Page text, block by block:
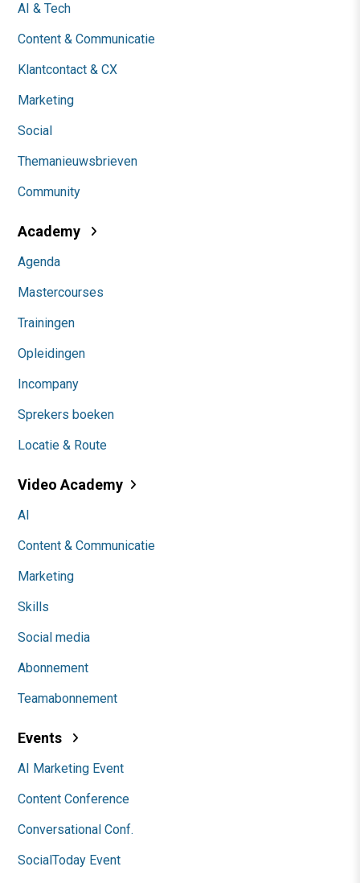
AI & Tech
Content & Communicatie
Klantcontact & CX
Marketing
Social
Themanieuwsbrieven
Community
Academy
Agenda
Mastercourses
Trainingen
Opleidingen
Incompany
Sprekers boeken
Locatie & Route
Video Academy
AI
Content & Communicatie
Marketing
Skills
Social media
Abonnement
Teamabonnement
Events
AI Marketing Event
Content Conference
Conversational Conf.
SocialToday Event